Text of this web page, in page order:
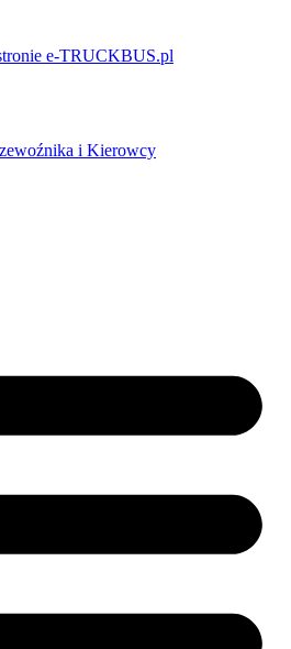
e-TRUCKBUS.pl
i Kierowcy